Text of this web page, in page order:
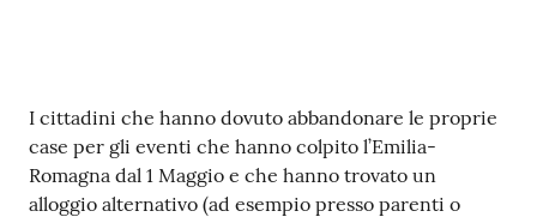
Contenuto
I cittadini che hanno dovuto abbandonare le proprie
case per gli eventi che hanno colpito l’Emilia-
Romagna dal 1 Maggio e che hanno trovato un
alloggio alternativo (ad esempio presso parenti o